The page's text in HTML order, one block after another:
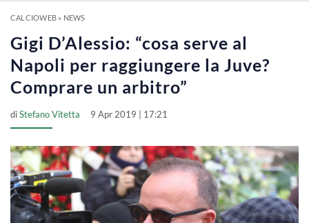
CALCIOWEB» NEWS
Gigi D’Alessio: “cosa serve al
Napoli per raggiungere la Juve?
Comprare un arbitro”
diStefano Vitetta 9 Apr 2019 | 17:21